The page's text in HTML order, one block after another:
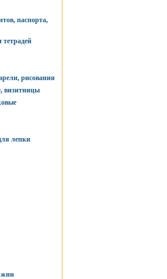
паспорта,
рисования
визитницы
лепки